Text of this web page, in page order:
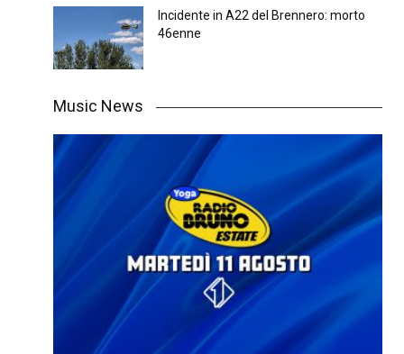
Incidente in A22 del Brennero: morto
46enne
Music News